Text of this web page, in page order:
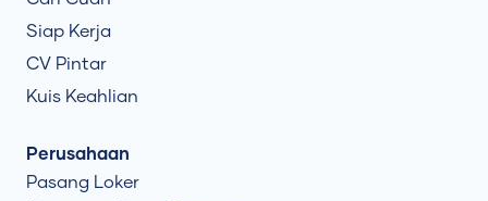
Siap Kerja
CV Pintar
Kuis Keahlian
Perusahaan
Pasang Loker